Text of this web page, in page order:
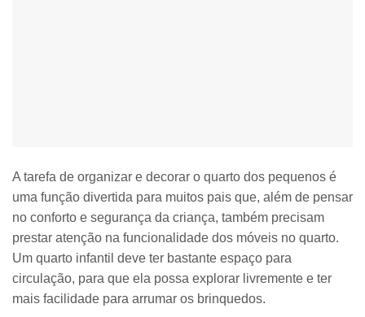
A tarefa de organizar e decorar o quarto dos pequenos é
uma função divertida para muitos pais que, além de pensar
no conforto e segurança da criança, também precisam
prestar atenção na funcionalidade dos móveis no quarto.
Um quarto infantil deve ter bastante espaço para
circulação, para que ela possa explorar livremente e ter
mais facilidade para arrumar os brinquedos.